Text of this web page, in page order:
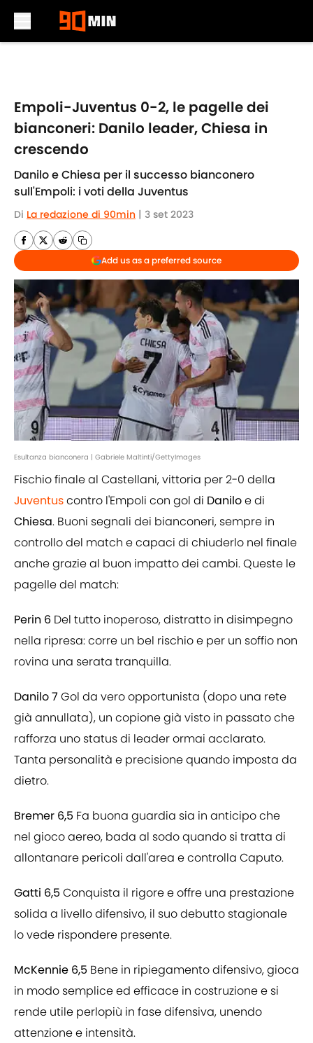
Empoli-Juventus 0-2, le pagelle dei
bianconeri: Danilo leader, Chiesa in
crescendo
Danilo e Chiesa per il successo bianconero
sull'Empoli: i voti della Juventus
Di La redazione di 90min | 3 set 2023
Add us as a preferred source
Esultanza bianconera | Gabriele Maltinti/GettyImages
Fischio finale al Castellani, vittoria per 2-0 della
Juventuscontro l'Empoli con gol di Daniloe di
Chiesa. Buoni segnali dei bianconeri, sempre in
controllo del match e capaci di chiuderlo nel finale
anche grazie al buon impatto dei cambi. Queste le
pagelle del match:
Perin 6 Del tutto inoperoso, distratto in disimpegno
nella ripresa: corre un bel rischio e per un soffio non
rovina una serata tranquilla.
Danilo 7 Gol da vero opportunista (dopo una rete
già annullata), un copione già visto in passato che
rafforza uno status di leader ormai acclarato.
Tanta personalità e precisione quando imposta da
dietro.
Bremer 6,5 Fa buona guardia sia in anticipo che
nel gioco aereo, bada al sodo quando si tratta di
allontanare pericoli dall'area e controlla Caputo.
Gatti 6,5 Conquista il rigore e offre una prestazione
solida a livello difensivo, il suo debutto stagionale
lo vede rispondere presente.
McKennie 6,5 Bene in ripiegamento difensivo, gioca
in modo semplice ed efficace in costruzione e si
rende utile perlopiù in fase difensiva, unendo
attenzione e intensità.